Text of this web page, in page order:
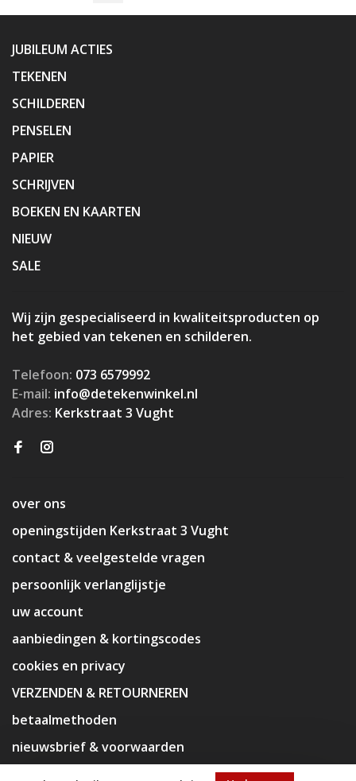
JUBILEUM ACTIES
TEKENEN
SCHILDEREN
PENSELEN
PAPIER
SCHRIJVEN
BOEKEN EN KAARTEN
NIEUW
SALE
Wij zijn gespecialiseerd in kwaliteitsproducten op
het gebied van tekenen en schilderen.
Telefoon: 073 6579992
E-mail: info@detekenwinkel.nl
Adres: Kerkstraat 3 Vught
over ons
openingstijden Kerkstraat 3 Vught
contact & veelgestelde vragen
persoonlijk verlanglijstje
uw account
aanbiedingen & kortingscodes
cookies en privacy
VERZENDEN & RETOURNEREN
betaalmethoden
nieuwsbrief & voorwaarden